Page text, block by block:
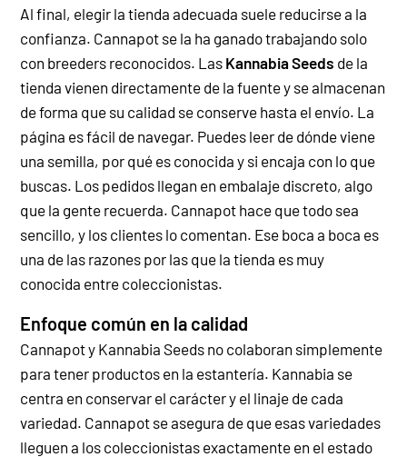
Al final, elegir la tienda adecuada suele reducirse a la
confianza. Cannapot se la ha ganado trabajando solo
con breeders reconocidos. Las Kannabia Seeds de la
tienda vienen directamente de la fuente y se almacenan
de forma que su calidad se conserve hasta el envío. La
página es fácil de navegar. Puedes leer de dónde viene
una semilla, por qué es conocida y si encaja con lo que
buscas. Los pedidos llegan en embalaje discreto, algo
que la gente recuerda. Cannapot hace que todo sea
sencillo, y los clientes lo comentan. Ese boca a boca es
una de las razones por las que la tienda es muy
conocida entre coleccionistas.
Enfoque común en la calidad
Cannapot y Kannabia Seeds no colaboran simplemente
para tener productos en la estantería. Kannabia se
centra en conservar el carácter y el linaje de cada
variedad. Cannapot se asegura de que esas variedades
lleguen a los coleccionistas exactamente en el estado